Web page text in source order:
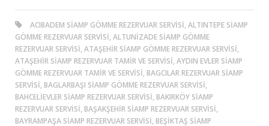
ACIBADEM SIAMP GÖMME REZERVUAR SERVISI, ALTINTEPE SIAMP
GÖMME REZERVUAR SERVISI, ALTUNİZADE SIAMP GÖMME
REZERVUAR SERVISI, ATAŞEHIR SIAMP GÖMME REZERVUAR SERVISI,
ATAŞEHIR SIAMP REZERVUAR TAMIR VE SERVISI, AYDIN EVLER SIAMP
GÖMME REZERVUAR TAMIR VE SERVISI, BAGCILAR REZERVUAR SIAMP
SERVISI, BAGLARBAŞI SIAMP GÖMME REZERVUAR SERVISI,
BAHCELIEVLER SIAMP REZERVUAR SERVISI, BAKIRKÖY SIAMP
REZERVUAR SERVISI, BAŞAKŞEHIR SIAMP REZERVUAR SERVISI,
BAYRAMPAŞA SIAMP REZERVUAR SERVISI, BEŞİKTAŞ SIAMP